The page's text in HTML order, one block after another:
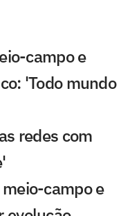
campo e
'Todo mundo
redes com
campo e